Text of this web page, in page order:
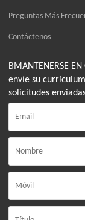
Preguntas Más
Contáctenos
BMANTENERSE
envíe su
solicitudes